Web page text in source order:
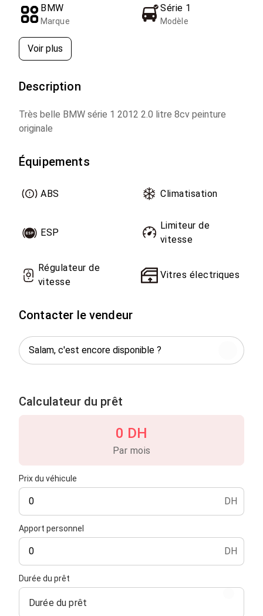
BMW
Marque
Série 1
Modèle
Voir plus
Description
Très belle BMW série 1 2012 2.0 litre 8cv peinture
originale
Équipements
ABS Climatisation
ESP
Limiteur de
vitesse
Régulateur de
vitesse
Vitres électriques
Contacter le vendeur
Calculateur du prêt
Prix du véhicule
DH
Apport personnel
DH
Durée du prêt
Durée du prêt
0 DH
Par mois